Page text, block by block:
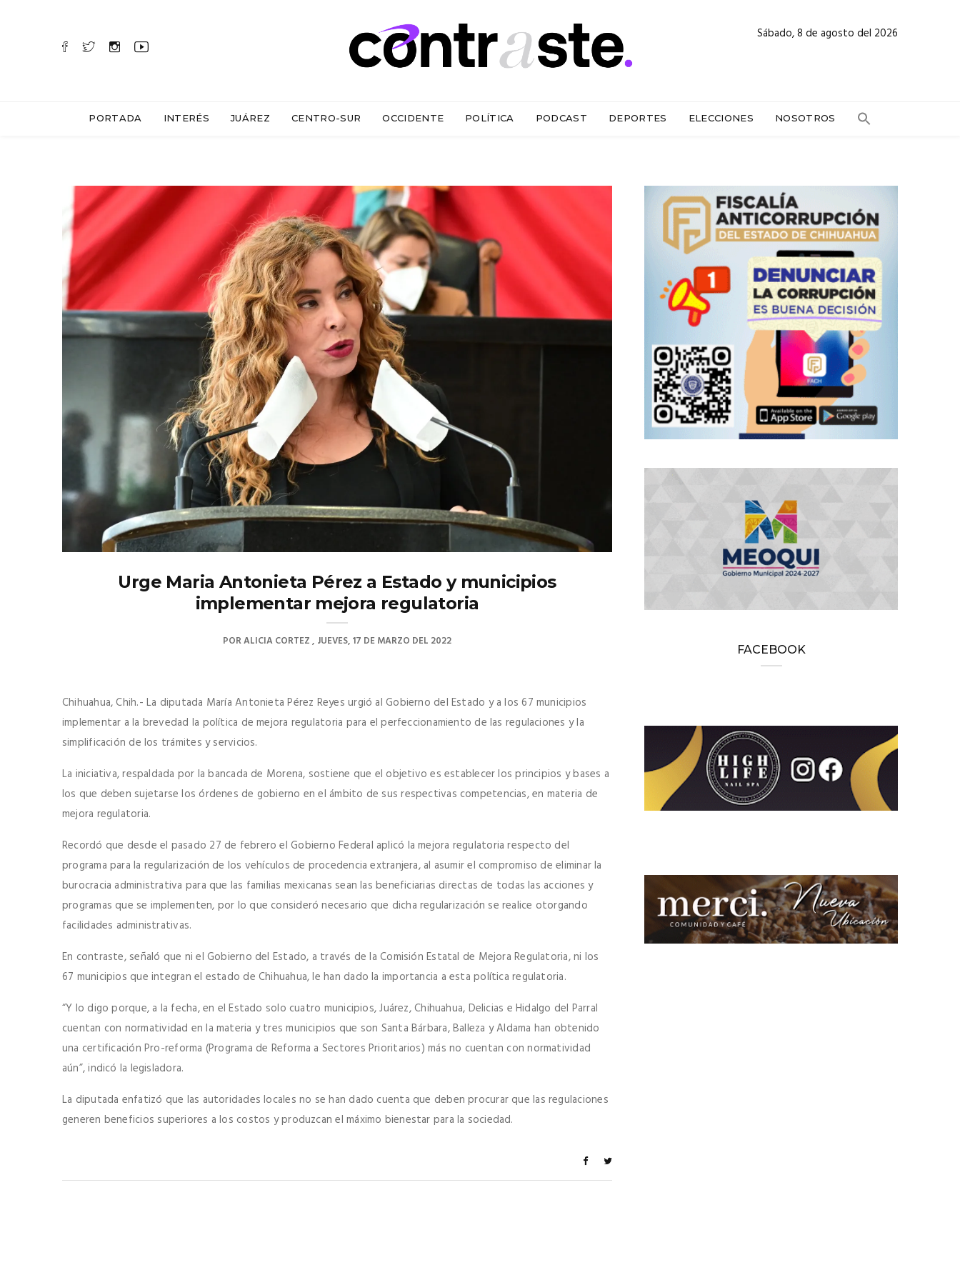
Sábado, 8 de agosto del 2026
PORTADA INTERÉS JUÁREZ CENTRO-SUR OCCIDENTE POLÍTICA PODCAST DEPORTES ELECCIONES NOSOTROS
Urge Maria Antonieta Pérez a Estado y municipios
implementar mejora regulatoria
PORALICIA CORTEZ JUEVES, 17 DE MARZO DEL 2022
Chihuahua, Chih.- La diputada María Antonieta Pérez Reyes urgió al Gobierno del Estado y a los 67 municipios
implementar a la brevedad la política de mejora regulatoria para el perfeccionamiento de las regulaciones y la
simplificación de los trámites y servicios.
La iniciativa, respaldada por la bancada de Morena, sostiene que el objetivo es establecer los principios y bases a
los que deben sujetarse los órdenes de gobierno en el ámbito de sus respectivas competencias, en materia de
mejora regulatoria.
Recordó que desde el pasado 27 de febrero el Gobierno Federal aplicó la mejora regulatoria respecto del
programa para la regularización de los vehículos de procedencia extranjera, al asumir el compromiso de eliminar la
burocracia administrativa para que las familias mexicanas sean las beneficiarias directas de todas las acciones y
programas que se implementen, por lo que consideró necesario que dicha regularización se realice otorgando
facilidades administrativas.
En contraste, señaló que ni el Gobierno del Estado, a través de la Comisión Estatal de Mejora Regulatoria, ni los
67 municipios que integran el estado de Chihuahua, le han dado la importancia a esta política regulatoria.
“Y lo digo porque, a la fecha, en el Estado solo cuatro municipios, Juárez, Chihuahua, Delicias e Hidalgo del Parral
cuentan con normatividad en la materia y tres municipios que son Santa Bárbara, Balleza y Aldama han obtenido
una certificación Pro-reforma (Programa de Reforma a Sectores Prioritarios) más no cuentan con normatividad
aún”, indicó la legisladora.
La diputada enfatizó que las autoridades locales no se han dado cuenta que deben procurar que las regulaciones
generen beneficios superiores a los costos y produzcan el máximo bienestar para la sociedad.
FACEBOOK